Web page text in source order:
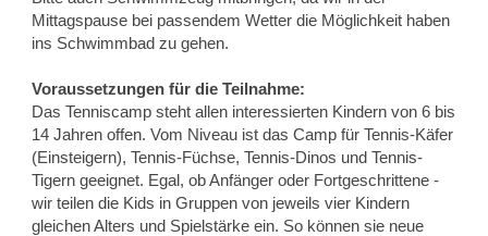
Mittagspause bei passendem Wetter die Möglichkeit haben
ins Schwimmbad zu gehen.
Voraussetzungen für die Teilnahme:
Das Tenniscamp steht allen interessierten Kindern von 6 bis
14 Jahren offen. Vom Niveau ist das Camp für Tennis-Käfer
(Einsteigern), Tennis-Füchse, Tennis-Dinos und Tennis-
Tigern geeignet. Egal, ob Anfänger oder Fortgeschrittene -
wir teilen die Kids in Gruppen von jeweils vier Kindern
gleichen Alters und Spielstärke ein. So können sie neue